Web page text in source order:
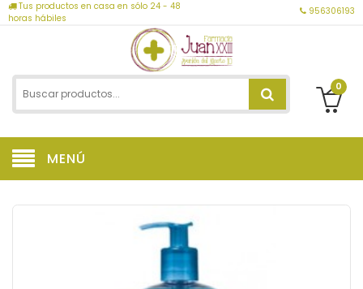
Tus productos en casa en sólo 24 - 48
horas hábiles
956306193
0
MENÚ